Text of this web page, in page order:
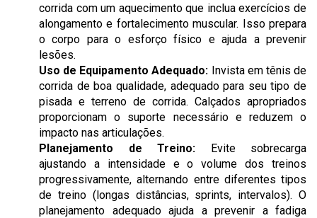
corrida com um aquecimento que inclua exercícios de
alongamento e fortalecimento muscular. Isso prepara
o corpo para o esforço físico e ajuda a prevenir
lesões.
Uso de Equipamento Adequado: Invista em tênis de
corrida de boa qualidade, adequado para seu tipo de
pisada e terreno de corrida. Calçados apropriados
proporcionam o suporte necessário e reduzem o
impacto nas articulações.
Planejamento de Treino: Evite sobrecarga
ajustando a intensidade e o volume dos treinos
progressivamente, alternando entre diferentes tipos
de treino (longas distâncias, sprints, intervalos). O
planejamento adequado ajuda a prevenir a fadiga